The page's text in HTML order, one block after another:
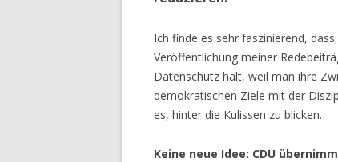
Ich finde es sehr faszinierend,
Veröffentlichung meiner
Datenschutz hält, weil man ihre
demokratischen Ziele mit der
es, hinter die Kulissen zu blicken.
Keine neue Idee: CDU